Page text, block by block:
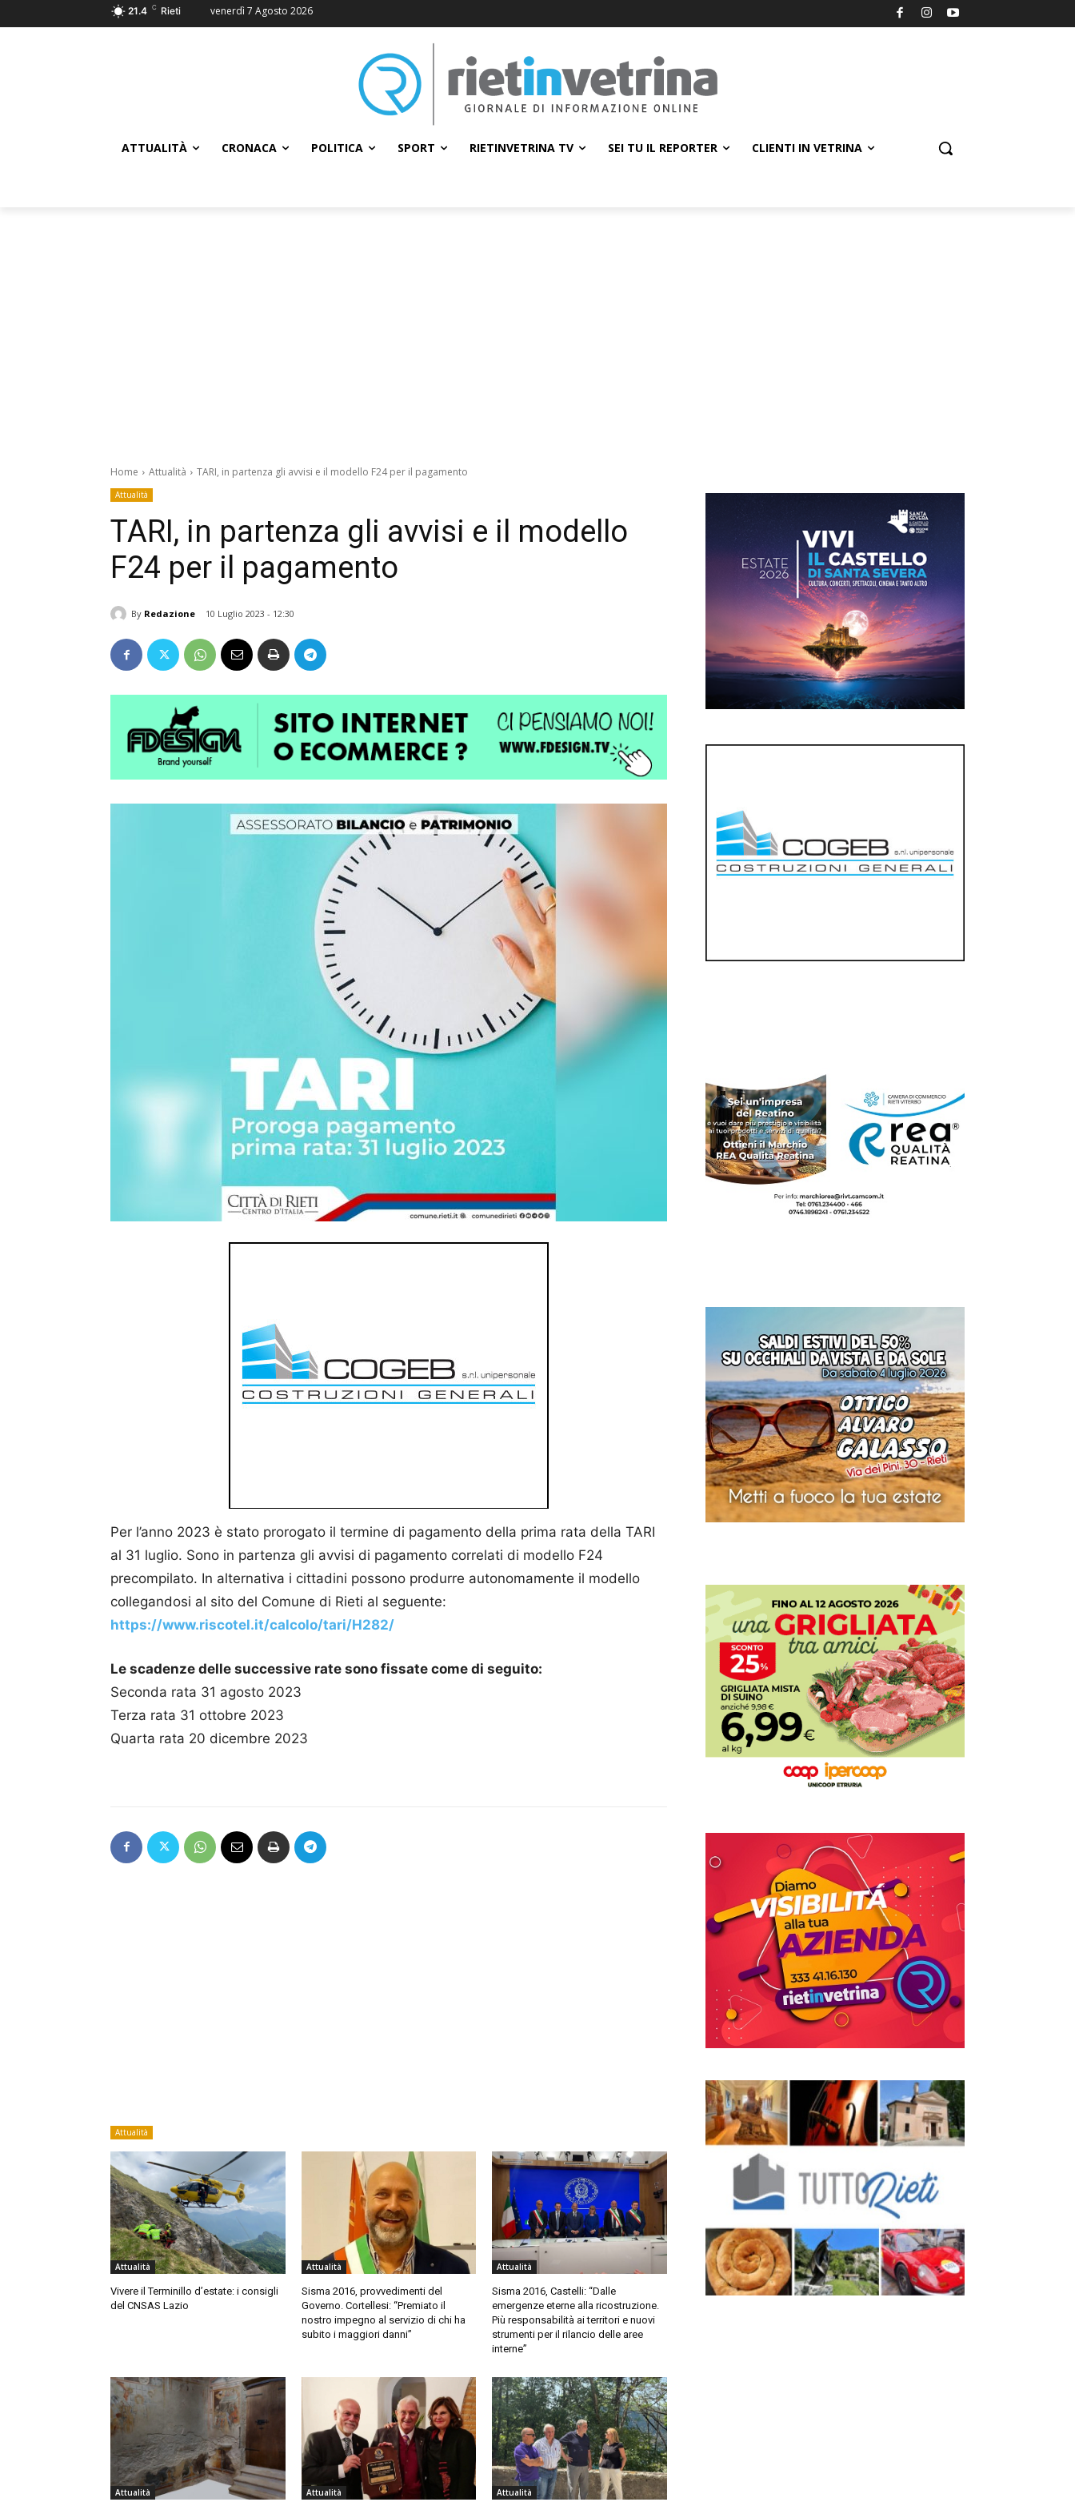
21.4 C Rieti venerdì 7 Agosto 2026
ATTUALITÀ CRONACA POLITICA SPORT RIETINVETRINA TV SEI TU IL REPORTER CLIENTI IN VETRINA
Home Attualità TARI, in partenza gli avvisi e il modello F24 per il pagamento
Attualità
TARI, in partenza gli avvisi e il modello
F24 per il pagamento
By Redazione 10 Luglio 2023 - 12:30
Per l’anno 2023 è stato prorogato il termine di pagamento della prima rata della TARI
al 31 luglio. Sono in partenza gli avvisi di pagamento correlati di modello F24
precompilato. In alternativa i cittadini possono produrre autonomamente il modello
collegandosi al sito del Comune di Rieti al seguente:
https://www.riscotel.it/calcolo/tari/H282/
Le scadenze delle successive rate sono fissate come di seguito:
Seconda rata 31 agosto 2023
Terza rata 31 ottobre 2023
Quarta rata 20 dicembre 2023
Attualità
Attualità
Vivere il Terminillo d’estate: i consigli
del CNSAS Lazio
Attualità
Sisma 2016, provvedimenti del
Governo. Cortellesi: “Premiato il
nostro impegno al servizio di chi ha
subito i maggiori danni”
Attualità
Sisma 2016, Castelli: “Dalle
emergenze eterne alla ricostruzione.
Più responsabilità ai territori e nuovi
strumenti per il rilancio delle aree
interne”
Attualità Attualità Attualità